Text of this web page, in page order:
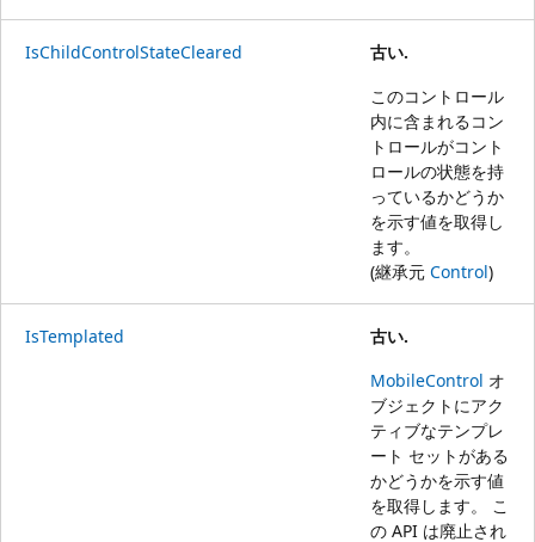
IsChildControlStateCleared
古い.
このコントロール
内に含まれるコン
トロールがコント
ロールの状態を持
っているかどうか
を示す値を取得し
ます。
(継承元 Control)
IsTemplated
古い.
MobileControl オ
ブジェクトにアク
ティブなテンプレ
ート セットがある
かどうかを示す値
を取得します。 こ
の API は廃止され